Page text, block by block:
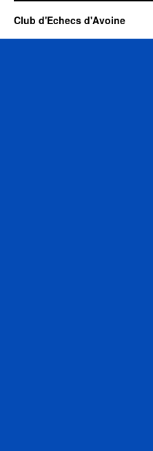
Club d'Echecs d'Avoine